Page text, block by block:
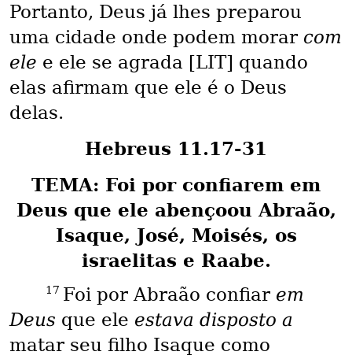
Portanto, Deus já lhes preparou
uma cidade onde podem morar com
ele e ele se agrada [LIT] quando
elas afirmam que ele é o Deus
delas.
Hebreus 11.17-31
TEMA: Foi por confiarem em
Deus que ele abençoou Abraão,
Isaque, José, Moisés, os
israelitas e Raabe.
17 Foi por Abraão confiar em
Deus que ele estava disposto a
matar seu filho Isaque como